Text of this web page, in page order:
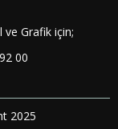
ve Grafik için;
00
2025